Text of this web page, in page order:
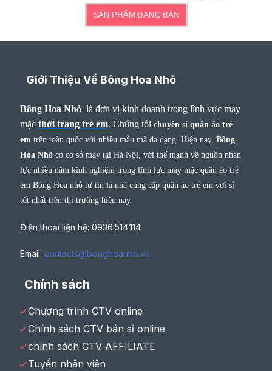
SẢN PHẨM ĐANG BÁN
Giới Thiệu Về Bông Hoa Nhỏ
Bông Hoa Nhỏ là đơn vị kinh doanh trong lĩnh vực may
mặc thời trang trẻ em. Chúng tôi chuyên sỉ quần áo trẻ
em trên toàn quốc với nhiều mẫu mã đa dạng. Hiện nay, Bông
Hoa Nhỏcó cơ sở may tại Hà Nội, với thế mạnh về nguồn nhân
lực nhiều năm kinh nghiệm trong lĩnh lực may mặc quần áo trẻ
em Bông Hoa nhỏ tự tin là nhà cung cấp quần áo trẻ em với sỉ
tốt nhất trên thị trường hiện nay.
Điện thoại liện hệ: 0936.514.114
Email: contacts@bonghoanho.vn
Chính sách
Chương trình CTV online
Chính sách CTV bán sỉ online
chính sách CTV AFFILIATE
Tuyển nhân viên